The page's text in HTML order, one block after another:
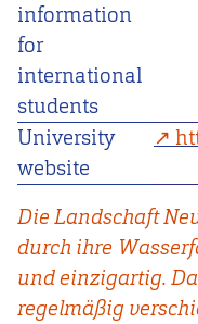
information
for
international
students
University
website
Die Landschaft
durch ihre
und einzigartig.
regelmäßig